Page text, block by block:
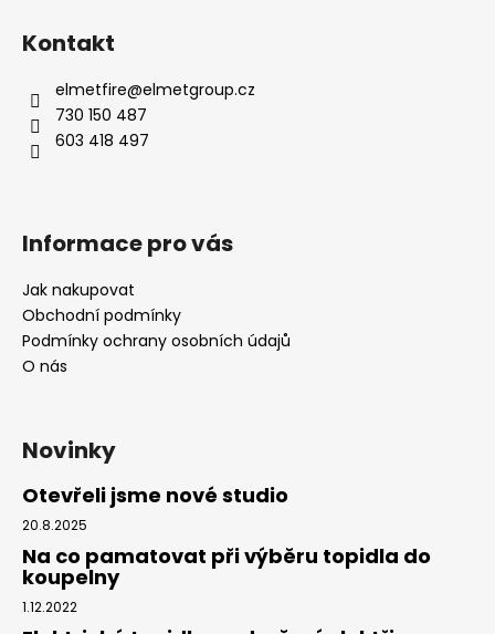
Kontakt
elmetfire@elmetgroup.cz
730 150 487
603 418 497
Informace pro vás
Jak nakupovat
Obchodní podmínky
Podmínky ochrany osobních údajů
O nás
Novinky
Otevřeli jsme nové studio
20.8.2025
Na co pamatovat při výběru topidla do
koupelny
1.12.2022